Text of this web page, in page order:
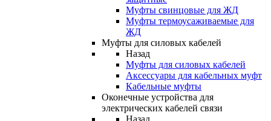
Муфты свинцовые для ЖД
Муфты термоусаживаемые для
ЖД
Муфты для силовых кабелей
Назад
Муфты для силовых кабелей
Аксессуары для кабельных муфт
Кабельные муфты
Оконечные устройства для
электрических кабелей связи
Назад